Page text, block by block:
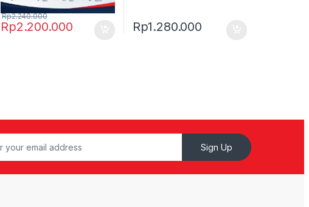
Rp2.200.000
Rp2.240.000
Rp1.280.000
Sign Up